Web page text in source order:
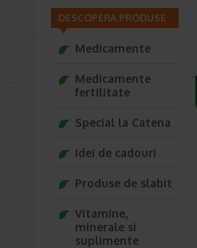
DESCOPERA PRODUSE
Medicamente
Medicamente
fertilitate
Special la Catena
Idei de cadouri
Produse de slabit
Vitamine,
minerale si
suplimente